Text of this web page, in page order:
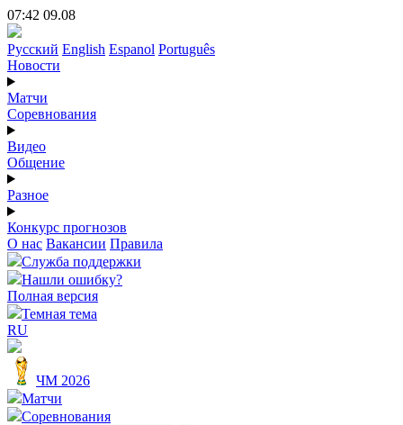
07:42 09.08
Русский English Espanol Português
Новости
Матчи
Соревнования
Видео
Общение
Разное
Конкурс прогнозов
О нас Вакансии Правила
Служба поддержки
Нашли ошибку?
Полная версия
Темная тема
RU
ЧМ 2026
Матчи
Соревнования